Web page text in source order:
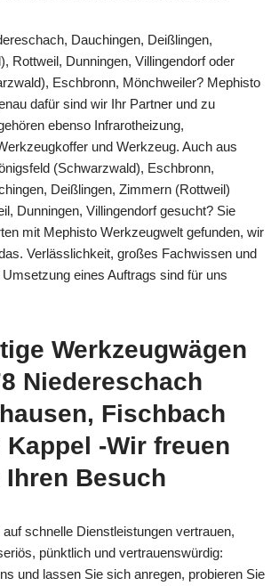
Dauchingen, Deißlingen,
Rottweil, Dunningen, Villingendorf oder
Eschbronn, Mönchweiler? Mephisto
dafür sind wir Ihr Partner und zu
ebenso Infrarotheizung,
und Werkzeug. Auch aus
(Schwarzwald), Eschbronn,
Deißlingen, Zimmern (Rottweil)
Dunningen, Villingendorf gesucht? Sie
mit Mephisto Werkzeugwelt gefunden, wir
Verlässlichkeit, großes Fachwissen und
eines Auftrags sind für uns
Werkzeugwägen
Niedereschach
Fischbach
-Wir freuen
Besuch
schnelle Dienstleistungen vertrauen,
pünktlich und vertrauenswürdig:
und lassen Sie sich anregen, probieren Sie